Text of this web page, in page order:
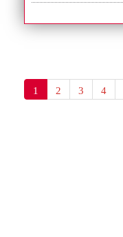
1 2 3 4